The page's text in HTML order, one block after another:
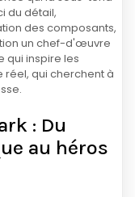
du détail,
des composants,
un chef-d'œuvre
qui inspire les
qui cherchent à
: Du
au héros